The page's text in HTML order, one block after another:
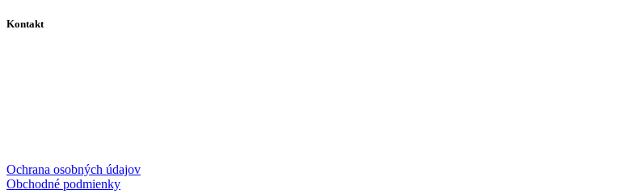
Kontakt
Ochrana osobných údajov
Obchodné podmienky